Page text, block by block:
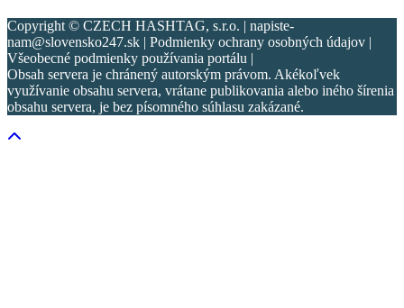
Copyright © CZECH HASHTAG, s.r.o. | napiste-
nam@slovensko247.sk | Podmienky ochrany osobných údajov |
Všeobecné podmienky používania portálu |
Obsah servera je chránený autorským právom. Akékoľvek
využívanie obsahu servera, vrátane publikovania alebo iného šírenia
obsahu servera, je bez písomného súhlasu zakázané.